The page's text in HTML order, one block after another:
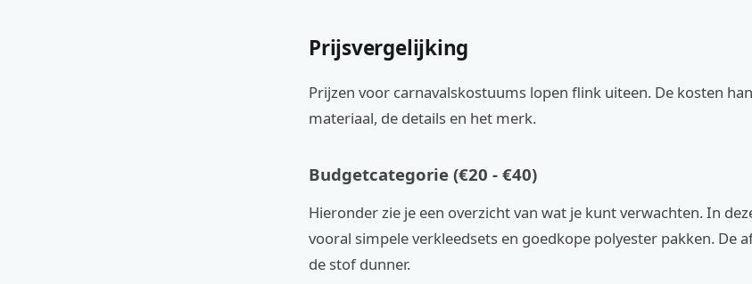
Prijsvergelijking
Prijzen voor carnavalskostuums lopen flink uiteen. De kosten
materiaal, de details en het merk.
Budgetcategorie (€20 - €40)
Hieronder zie je een overzicht van wat je kunt verwachten. In
vooral simpele verkleedsets en goedkope polyester pakken. De
de stof dunner.